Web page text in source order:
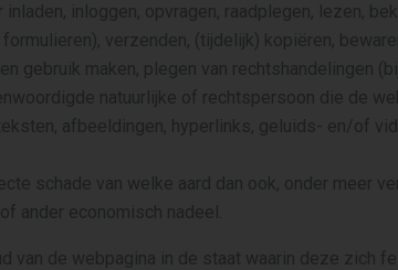
inladen, inloggen, opvragen, raadplegen, lezen,
verzenden, (tijdelijk) kopiëren,
gebruik maken, plegen van rechtshandelingen
natuurlijke of rechtspersoon die de
afbeeldingen, hyperlinks, geluids- en/of
schade van welke aard dan ook, onder meer
ander economisch nadeel.
van de webpagina in de staat waarin deze zich